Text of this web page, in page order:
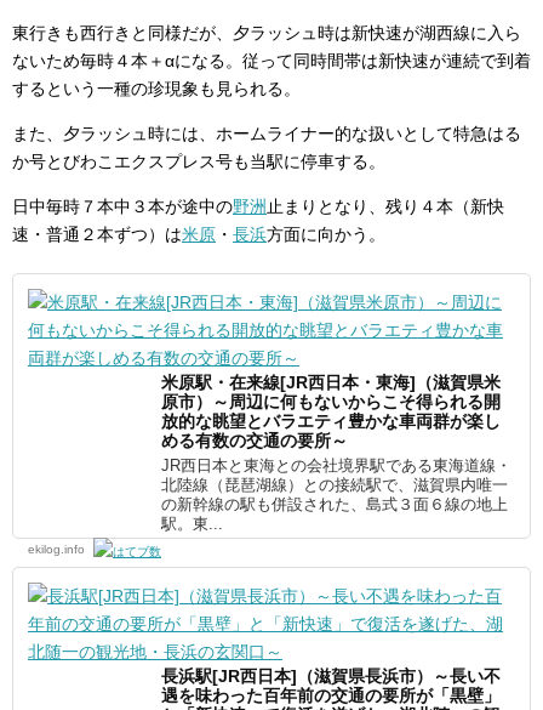
東行きも西行きと同様だが、夕ラッシュ時は新快速が湖西線に入ら
ないため毎時４本＋αになる。従って同時間帯は新快速が連続で到着
するという一種の珍現象も見られる。
また、夕ラッシュ時には、ホームライナー的な扱いとして特急はる
か号とびわこエクスプレス号も当駅に停車する。
日中毎時７本中３本が途中の野洲 止まりとなり、残り４本（新快
速・普通２本ずつ）は米原 ・ 長浜方面に向かう。
米原駅・在来線[JR西日本・東海]（滋賀県米
原市）～周辺に何もないからこそ得られる開
放的な眺望とバラエティ豊かな車両群が楽し
める有数の交通の要所～
JR西日本と東海との会社境界駅である東海道線・
北陸線（琵琶湖線）との接続駅で、滋賀県内唯一
の新幹線の駅も併設された、島式３面６線の地上
駅。東...
ekilog.info
長浜駅[JR西日本]（滋賀県長浜市）～長い不
遇を味わった百年前の交通の要所が「黒壁」